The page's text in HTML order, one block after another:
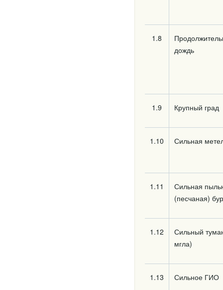
1.8
дождь
1.9 Крупный град
1.10 Сильная
1.11
Сильная
(песчаная)
1.12
Сильный
мгла)
1.13 Сильное ГИО